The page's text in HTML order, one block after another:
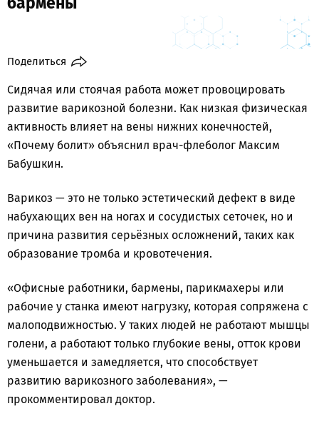
Поделиться
Сидячая или стоячая работа может провоцировать
развитие варикозной болезни. Как низкая физическая
активность влияет на вены нижних конечностей,
«Почему болит» объяснил врач-флеболог Максим
Бабушкин.
Варикоз — это не только эстетический дефект в виде
набухающих вен на ногах и сосудистых сеточек, но и
причина развития серьёзных осложнений, таких как
образование тромба и кровотечения.
«Офисные работники, бармены, парикмахеры или
рабочие у станка имеют нагрузку, которая сопряжена с
малоподвижностью. У таких людей не работают мышцы
голени, а работают только глубокие вены, отток крови
уменьшается и замедляется, что способствует
развитию варикозного заболевания», —
прокомментировал доктор.